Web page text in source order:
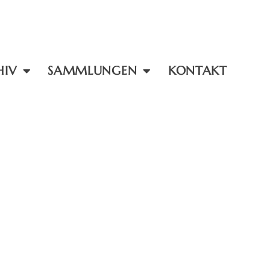
SAMMLUNGEN KONTAKT